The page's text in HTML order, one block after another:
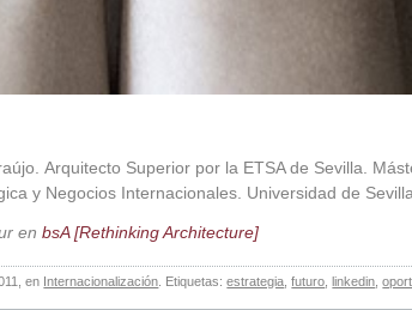
Arquitecto Superior por la ETSA de Sevilla.
y Negocios Internacionales. Universidad de Sevilla.
en bsA [Rethinking Architecture]
en Internacionalización . Etiquetas:estrategia ,futuro ,linkedin ,